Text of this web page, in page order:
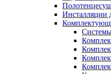
Инсталляции